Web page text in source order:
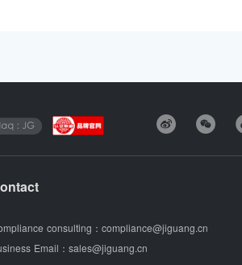
consulting： compliance@jiguang.cn
Email： sales@jiguang.cn